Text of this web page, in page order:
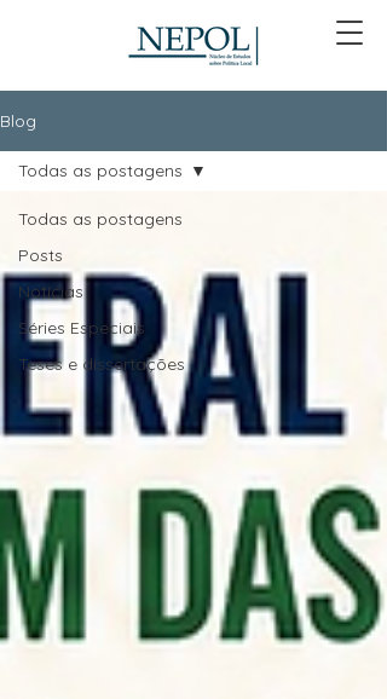
Blog
Todas as postagens
Posts
Notícias
Séries Especiais
Teses e dissertações
Todas as postagens